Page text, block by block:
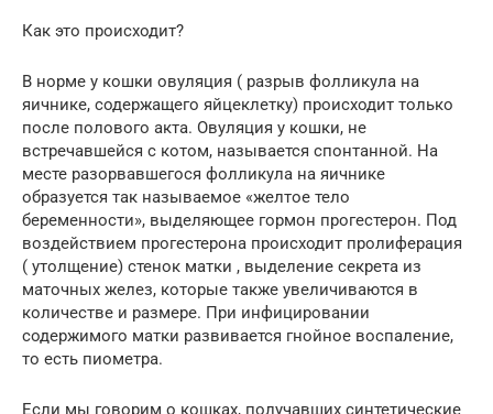
Как это происходит?
В норме у кошки овуляция ( разрыв фолликула на
яичнике, содержащего яйцеклетку) происходит только
после полового акта. Овуляция у кошки, не
встречавшейся с котом, называется спонтанной. На
месте разорвавшегося фолликула на яичнике
образуется так называемое «желтое тело
беременности», выделяющее гормон прогестерон. Под
воздействием прогестерона происходит пролиферация
( утолщение) стенок матки , выделение секрета из
маточных желез, которые также увеличиваются в
количестве и размере. При инфицировании
содержимого матки развивается гнойное воспаление,
то есть пиометра.
Если мы говорим о кошках, получавших синтетические